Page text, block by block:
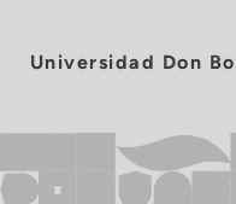
Universidad Don